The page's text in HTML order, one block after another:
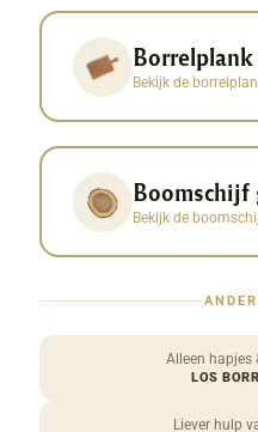
Borrelplank
Bekijk de
Boomschijf
Bekijk de
Alleen hapjes
LOS
Liever hulp